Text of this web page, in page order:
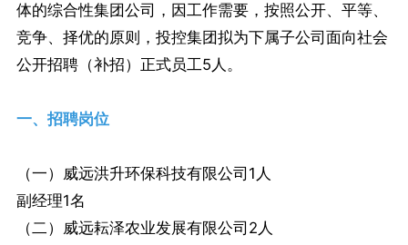
体的综合性集团公司，因工作需要，按照公开、平等、
竞争、择优的原则，投控集团拟为下属子公司面向社会
公开招聘（补招）正式员工5人。
一、招聘岗位
（一）威远洪升环保科技有限公司1人
副经理1名
（二）威远耘泽农业发展有限公司2人